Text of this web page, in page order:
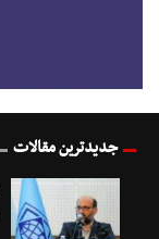
جدیدترین مقالات